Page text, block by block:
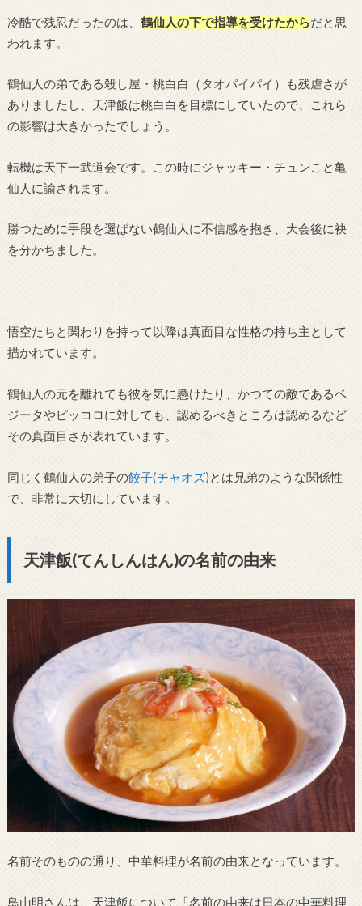
冷酷で残忍だったのは、 鶴仙人の下で指導を受けたからだと思
われます。
鶴仙人の弟である殺し屋・桃白白（タオパイパイ）も残虐さが
ありましたし、天津飯は桃白白を目標にしていたので、これら
の影響は大きかったでしょう。
転機は天下一武道会です。この時にジャッキー・チュンこと亀
仙人に諭されます。
勝つために手段を選ばない鶴仙人に不信感を抱き、大会後に袂
を分かちました。
悟空たちと関わりを持って以降は真面目な性格の持ち主として
描かれています。
鶴仙人の元を離れても彼を気に懸けたり、かつての敵であるベ
ジータやピッコロに対しても、認めるべきところは認めるなど
その真面目さが表れています。
同じく鶴仙人の弟子の餃子(チャオズ) とは兄弟のような関係性
で、非常に大切にしています。
天津飯(てんしんはん)の名前の由来
名前そのものの通り、中華料理が名前の由来となっています。
鳥山明さんは、天津飯について「名前の由来は日本の中華料理